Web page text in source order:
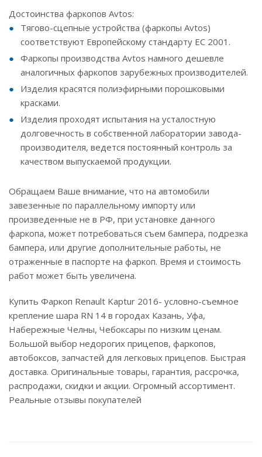
Достоинства фаркопов Avtos:
Тягово-сцепные устройства (фаркопы Avtos)
соответствуют Европейскому стандарту ЕС 2001.
Фаркопы производства Avtos намного дешевле
аналогичных фаркопов зарубежных производителей.
Изделия красятся полиэфирными порошковыми
красками.
Изделия проходят испытания на усталостную
долговечность в собственной лаборатории завода-
производителя, ведется постоянный контроль за
качеством выпускаемой продукции.
Обращаем Ваше внимание, что на автомобили
завезенные по параллельному импорту или
произведенные не в РФ, при установке данного
фаркопа, может потребоваться съем бампера, подрезка
бампера, или другие дополнительные работы, не
отраженные в паспорте на фаркоп. Время и стоимость
работ может быть увеличена.
Купить Фаркоп Renault Kaptur 2016- условно-съемное
крепление шара RN 14 в городах Казань, Уфа,
Набережные Челны, Чебоксары по низким ценам.
Большой выбор недорогих прицепов, фаркопов,
автобоксов, запчастей для легковых прицепов. Быстрая
доставка. Оригинальные товары, гарантия, рассрочка,
распродажи, скидки и акции. Огромный ассортимент.
Реальные отзывы покупателей